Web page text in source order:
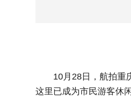
10月28日，航拍重庆
这里已成为市民游客休